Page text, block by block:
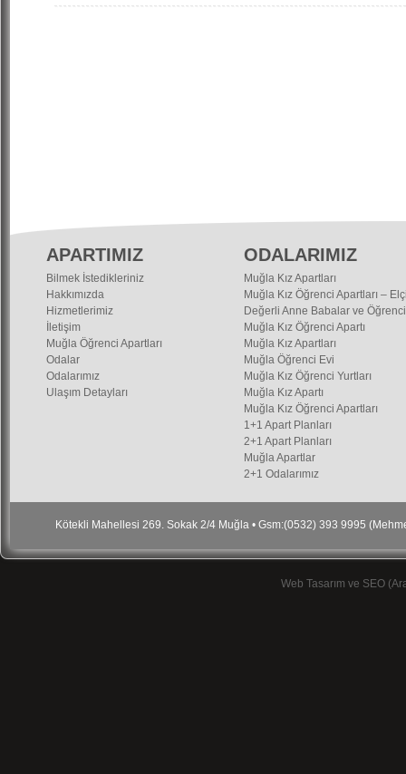
APARTIMIZ
Bilmek İstedikleriniz
Hakkımızda
Hizmetlerimiz
İletişim
Muğla Öğrenci Apartları
Odalar
Odalarımız
Ulaşım Detayları
ODALARIMIZ
Muğla Kız Apartları
Muğla Kız Öğrenci Apartları –
Değerli Anne Babalar ve
Muğla Kız Öğrenci Apartı
Muğla Kız Apartları
Muğla Öğrenci Evi
Muğla Kız Öğrenci Yurtları
Muğla Kız Apartı
Muğla Kız Öğrenci Apartları
1+1 Apart Planları
2+1 Apart Planları
Muğla Apartlar
2+1 Odalarımız
Kötekli Mahellesi 269. Sokak 2/4 Muğla • Gsm:(0532) 393 9995
Web Tasarım ve SEO